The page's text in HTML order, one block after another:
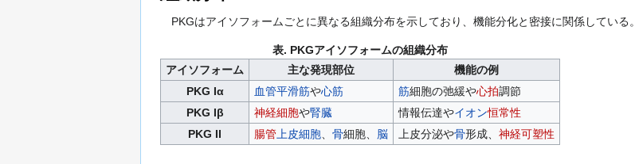
PKGはアイソフォームごとに異なる組織分布を示しており、機能分化と密接に関係している。
表. PKGアイソフォームの組織分布
アイソフォーム
主な発現部位
機能の例
PKG Iα
血管平滑筋や心筋 筋細胞の弛緩や心拍調節
PKG Iβ
神経細胞や腎臓 情報伝達やイオン恒常性
PKG II
腸管 上皮細胞、 骨細胞、 脳 上皮分泌や骨形成、 神経可塑性